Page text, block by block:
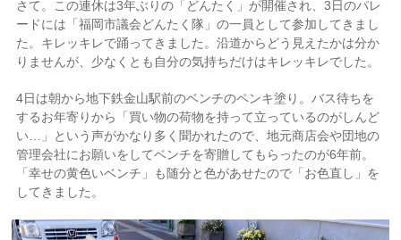
さて。この連休は3年ぶりの「どんたく」が開催され、3日のパレ
ードには「福岡市議会どんたく隊」の一員として参加してきまし
た。キレッキレで踊ってきました。沿道からどう見えたかは分か
りませんが、少なくとも自分の気持ちだけはキレッキレでした。
4日は朝から地下鉄金山駅前のベンチのペンキ塗り。バス待ちを
するお年寄りから「買い物の荷物を持って立っているのがしんど
い…」という声がかなり多く聞かれたので、地元商店会や団地の
管理会社にお願いをしてベンチを寄贈してもらったのが6年前。
「幸せの黄色いベンチ」も随分と色があせたので「お色直し」を
してきました。